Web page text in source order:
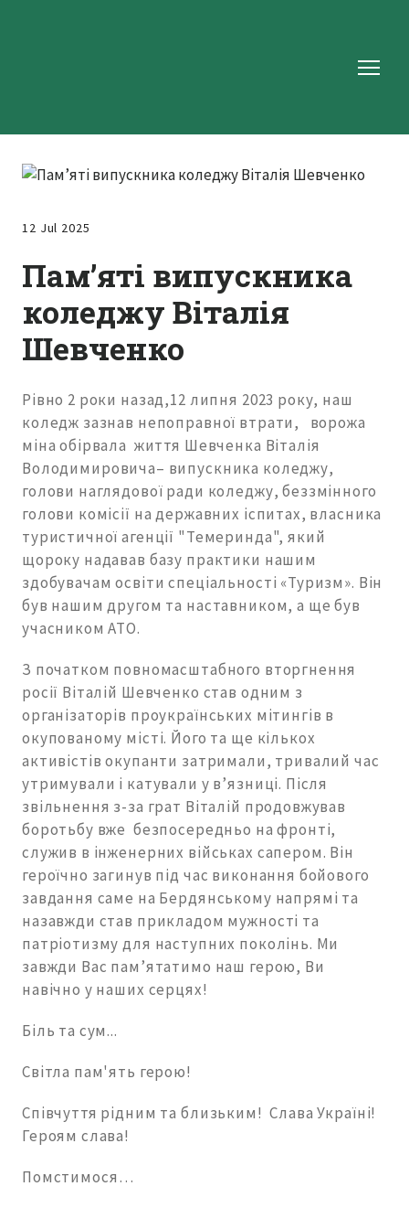
12 Jul 2025
Пам’яті випускника
коледжу Віталія
Шевченко
Рівно 2 роки назад,12 липня 2023 року, наш
коледж зазнав непоправної втрати, ворожа
міна обірвала життя Шевченка Віталія
Володимировича– випускника коледжу,
голови наглядової ради коледжу, беззмінного
голови комісії на державних іспитах, власника
туристичної агенції "Темеринда", який
щороку надавав базу практики нашим
здобувачам освіти спеціальності «Туризм». Він
був нашим другом та наставником, а ще був
учасником АТО.
З початком повномасштабного вторгнення
росії Віталій Шевченко став одним з
організаторів проукраїнських мітингів в
окупованому місті. Його та ще кількох
активістів окупанти затримали, тривалий час
утримували і катували у в’язниці. Після
звільнення з-за грат Віталій продовжував
боротьбу вже безпосередньо на фронті,
служив в інженерних військах сапером. Він
героїчно загинув під час виконання бойового
завдання саме на Бердянському напрямі та
назавжди став прикладом мужності та
патріотизму для наступних поколінь. Ми
завжди Вас пам’ятатимо наш герою, Ви
навічно у наших серцях!
Біль та сум...
Світла пам'ять герою!
Співчуття рідним та близьким! Слава Україні!
Героям слава!
Помстимося…